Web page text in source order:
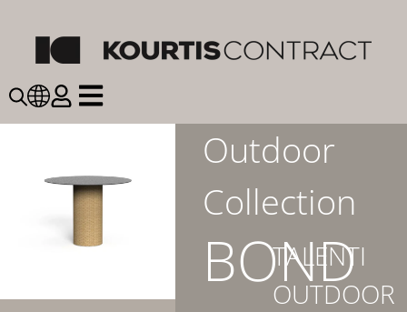
Outdoor
Collection
BOND
TALENTI
OUTDOOR